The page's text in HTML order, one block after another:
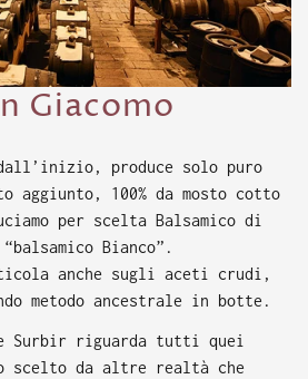
Giacomo
produce solo puro
aggiunto, 100% da mosto cotto
per scelta Balsamico di
Bianco”.
anche sugli aceti crudi,
metodo ancestrale in botte.
Surbir riguarda tutti quei
scelto da altre realtà che